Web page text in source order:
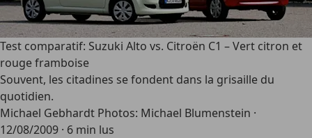
Test comparatif: Suzuki Alto vs. Citroën C1 – Vert citron et
rouge framboise
Souvent, les citadines se fondent dans la grisaille du
quotidien.
Michael Gebhardt Photos: Michael Blumenstein ·
12/08/2009 · 6 min lus